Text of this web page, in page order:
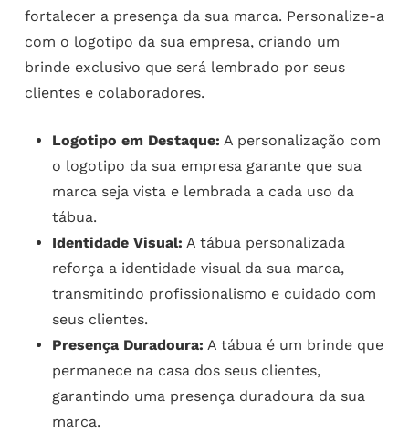
fortalecer a presença da sua marca. Personalize-a
com o logotipo da sua empresa, criando um
brinde exclusivo que será lembrado por seus
clientes e colaboradores.
Logotipo em Destaque: A personalização com
o logotipo da sua empresa garante que sua
marca seja vista e lembrada a cada uso da
tábua.
Identidade Visual: A tábua personalizada
reforça a identidade visual da sua marca,
transmitindo profissionalismo e cuidado com
seus clientes.
Presença Duradoura: A tábua é um brinde que
permanece na casa dos seus clientes,
garantindo uma presença duradoura da sua
marca.